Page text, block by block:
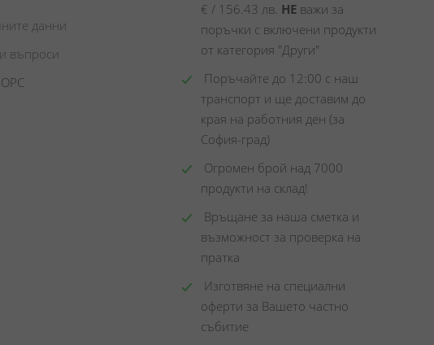
данни
въпроси
€ / 156.43 лв. НЕ важи за
поръчки с включени продукти
от категория "Други"
Поръчайте до 12:00 с наш
транспорт и ще доставим до
края на работния ден (за
София-град)
Огромен брой над 7000
продукти на склад!
Връщане за наша сметка и
възможност за проверка на
пратка
Изготвяне на специални
оферти за Вашето частно
събитие